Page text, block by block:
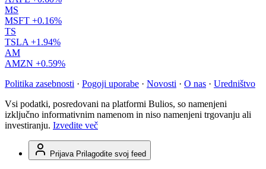
MS
MSFT +0.16%
TS
TSLA +1.94%
AM
AMZN +0.59%
Politika zasebnosti · Pogoji uporabe · Novosti · O nas · Uredništvo
Vsi podatki, posredovani na platformi Bulios, so namenjeni
izključno informativnim namenom in niso namenjeni trgovanju ali
investiranju. Izvedite več
Prijava Prilagodite svoj feed